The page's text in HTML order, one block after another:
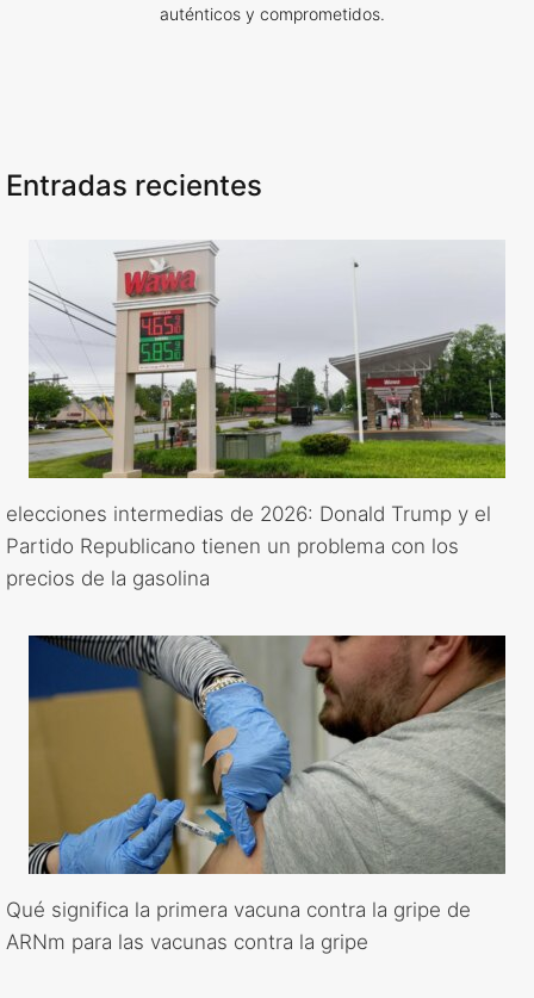
auténticos y comprometidos.
Entradas recientes
elecciones intermedias de 2026: Donald Trump y el
Partido Republicano tienen un problema con los
precios de la gasolina
Qué significa la primera vacuna contra la gripe de
ARNm para las vacunas contra la gripe